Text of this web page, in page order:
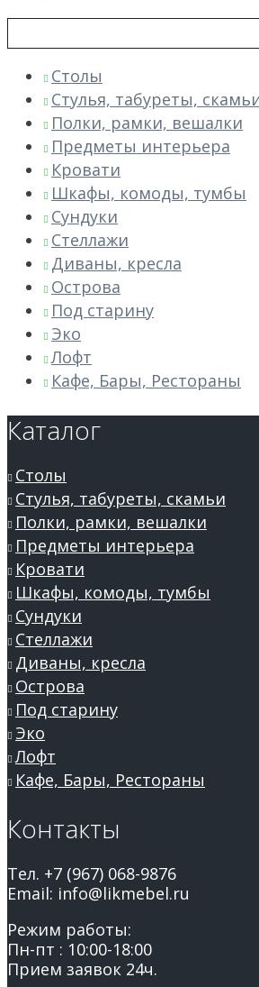
Столы
Стулья, табуреты,
Полки, рамки, вешалки
Предметы интерьера
Кровати
Шкафы, комоды, тумбы
Сундуки
Стеллажи
Диваны, кресла
Острова
Под старину
Эко
Лофт
Кафе, Бары, Рестораны
Каталог
Столы
Стулья, табуреты, скамьи
Полки, рамки, вешалки
Предметы интерьера
Кровати
Шкафы, комоды, тумбы
Сундуки
Стеллажи
Диваны, кресла
Острова
Под старину
Эко
Лофт
Кафе, Бары, Рестораны
Контакты
Тел. +7 (967) 068-9876
Email: info@likmebel.ru
Режим работы:
Пн-пт : 10:00-18:00
Прием заявок 24ч.